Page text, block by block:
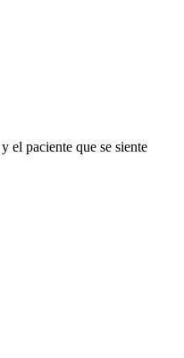
el paciente que se siente